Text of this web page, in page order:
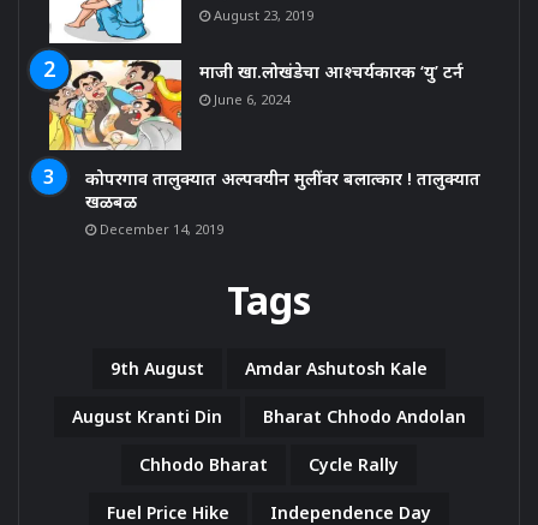
August 23, 2019
माजी खा.लोखंडेचा आश्चर्यकारक ‘यु’ टर्न
June 6, 2024
कोपरगाव तालुक्यात अल्पवयीन मुलींवर बलात्कार ! तालुक्यात
खळबळ
December 14, 2019
Tags
9th August Amdar Ashutosh Kale
August Kranti Din Bharat Chhodo Andolan
Chhodo Bharat Cycle Rally
Fuel Price Hike Independence Day